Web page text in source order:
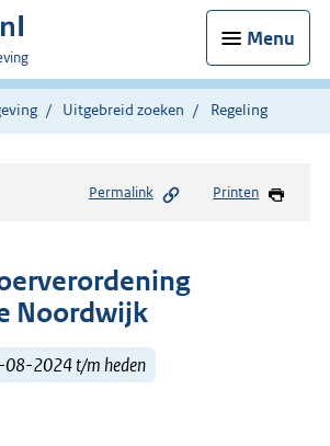
Menu
Uitgebreid zoeken Regeling
Permalink Printen
Noordwijk
08-2024 t/m heden